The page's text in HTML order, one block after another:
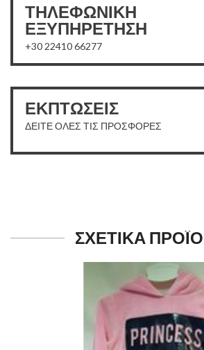
ΤΗΛΕΦΩΝΙΚΗ
ΕΞΥΠΗΡΕΤΗΣΗ
+30 22410 66277
ΕΚΠΤΩΣΕΙΣ
ΔΕΙΤΕ ΟΛΕΣ ΤΙΣ ΠΡΟΣΦΟΡΕΣ
ΣΧΕΤΙΚΑ